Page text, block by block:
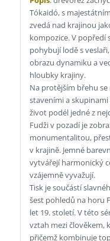
Tókaidó, s
zvedá nad krajinou
kompozice. V popředí
pohybují lodě s
obrazu dynamiku a
hloubky krajiny.
Na protějším břehu
staveními a
život podél jedné z
Fudži v pozadí je
monumentalitou,
v krajině. Jemné
vytvářejí harmonický
vzájemně vyvažují.
Tisk je součástí
šest pohledů na horu
let 19. století. V této
vztah mezi člověkem,
přičemž kombinuje